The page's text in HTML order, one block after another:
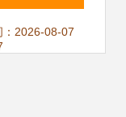
客户体验升
：2026-08-07